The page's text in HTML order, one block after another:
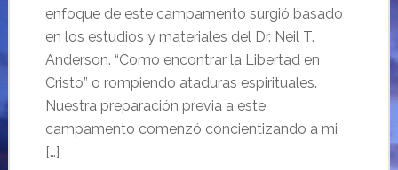
enfoque de este campamento surgió basado
en los estudios y materiales del Dr. Neil T.
Anderson. “Como encontrar la Libertad en
Cristo” o rompiendo ataduras espirituales.
Nuestra preparación previa a este
campamento comenzó concientizando a mi
[…]